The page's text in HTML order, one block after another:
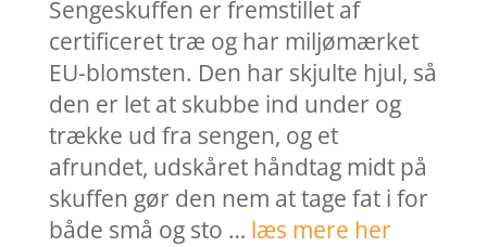
1.199,00 kr..
Sengeskuffen er fremstillet af
certificeret træ og har miljømærket
EU-blomsten. Den har skjulte hjul, så
den er let at skubbe ind under og
trække ud fra sengen, og et
afrundet, udskåret håndtag midt på
skuffen gør den nem at tage fat i for
både små og sto … læs mere her